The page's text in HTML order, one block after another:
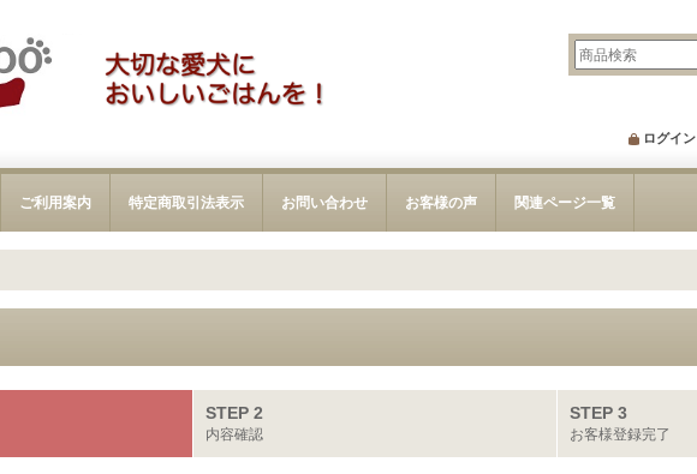
ログイン
ご利用案内 特定商取引法表示 お問い合わせ お客様の声 関連ページ一覧
STEP 2
内容確認
STEP 3
お客様登録完了